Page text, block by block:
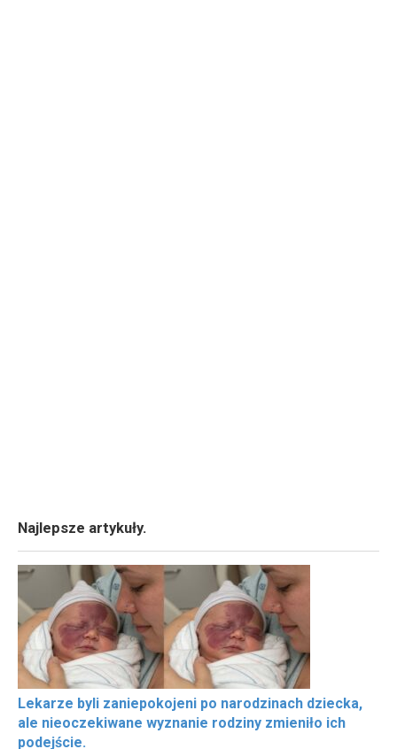
Najlepsze artykuły.
Lekarze byli zaniepokojeni po narodzinach dziecka,
ale nieoczekiwane wyznanie rodziny zmieniło ich
podejście.